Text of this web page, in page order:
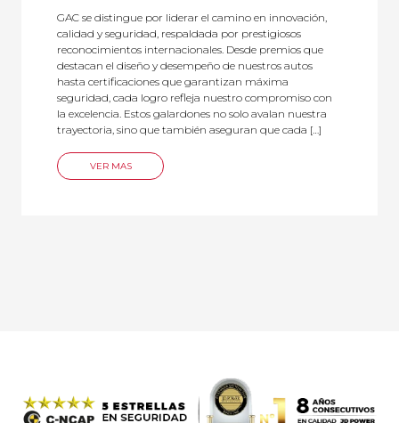
GAC se distingue por liderar el camino en innovación,
calidad y seguridad, respaldada por prestigiosos
reconocimientos internacionales. Desde premios que
destacan el diseño y desempeño de nuestros autos
hasta certificaciones que garantizan máxima
seguridad, cada logro refleja nuestro compromiso con
la excelencia. Estos galardones no solo avalan nuestra
trayectoria, sino que también aseguran que cada […]
VER MAS